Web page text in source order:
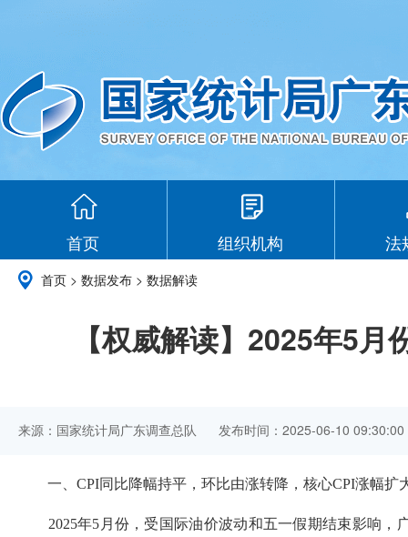
首页 组织机构 法
首页 > 数据发布 > 数据解读
【权威解读】2025年5
来源：国家统计局广东调查总队 发布时间：2025-06-10 09:30:00
一、 CPI同比降幅持平 ， 环比由涨转降，核心CPI涨幅扩
2025年5 月份， 受国际油价波动和五一假期结束影响，